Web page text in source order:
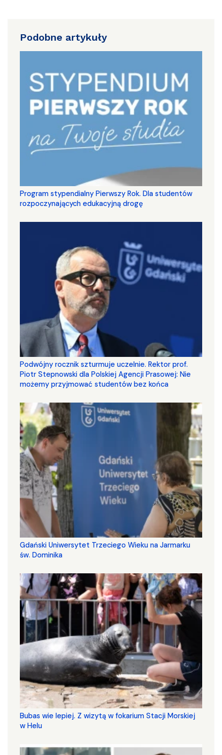
Podobne artykuły
Program stypendialny Pierwszy Rok. Dla studentów
rozpoczynających edukacyjną drogę
Podwójny rocznik szturmuje uczelnie. Rektor prof.
Piotr Stepnowski dla Polskiej Agencji Prasowej: Nie
możemy przyjmować studentów bez końca
Gdański Uniwersytet Trzeciego Wieku na Jarmarku
św. Dominika
Bubas wie lepiej. Z wizytą w fokarium Stacji Morskiej
w Helu